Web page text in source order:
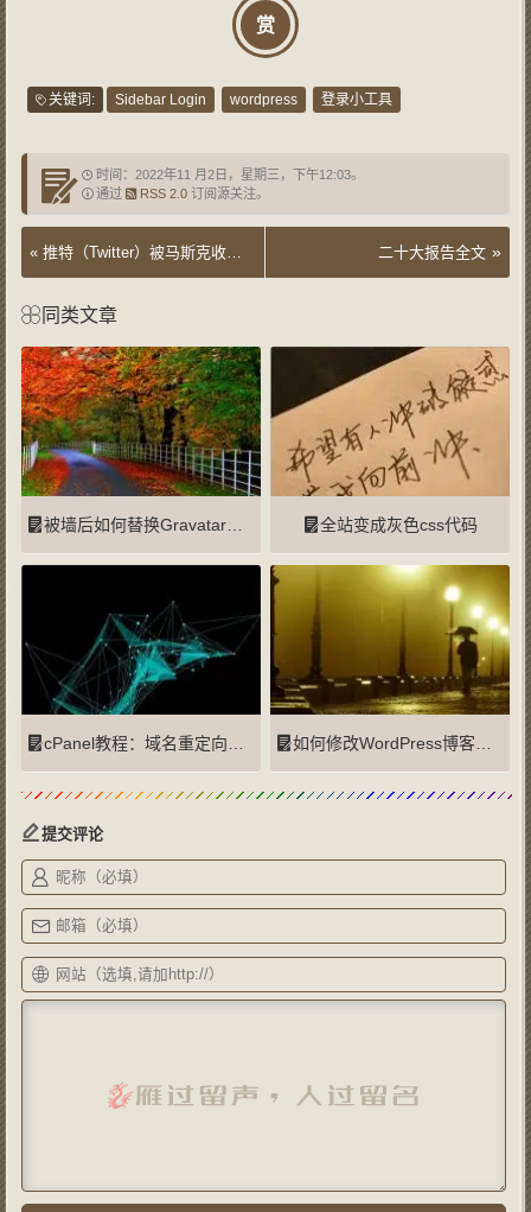
赏
关键词: Sidebar Login wordpress 登录小工具
时间：2022年11 月2日，星期三，下午12:03。
通过
RSS 2.0订阅源关注。
« 推特（Twitter）被马斯克收购的影响 二十大报告全文 »
提交评论
同类文章
被墙后如何替换Gravatar头像默认服务器 全站变成灰色css代码
cPanel教程：域名重定向（Redirects） 如何修改WordPress博客首页显示文章摘要字数